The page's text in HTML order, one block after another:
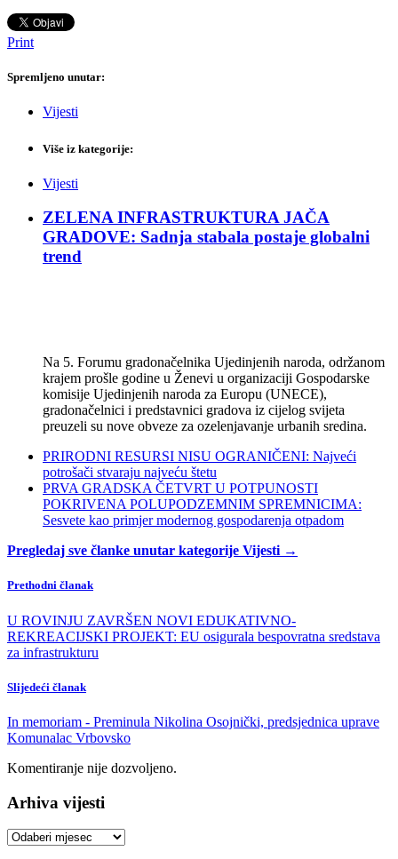
Print
Spremljeno unutar:
Vijesti
Više iz kategorije:
Vijesti
ZELENA INFRASTRUKTURA JAČA
GRADOVE: Sadnja stabala postaje globalni
trend
Na 5. Forumu gradonačelnika Ujedinjenih naroda, održanom
krajem prošle godine u Ženevi u organizaciji Gospodarske
komisije Ujedinjenih naroda za Europu (UNECE),
gradonačelnici i predstavnici gradova iz cijelog svijeta
preuzeli su nove obveze za ozelenjavanje urbanih sredina.
PRIRODNI RESURSI NISU OGRANIČENI: Najveći
potrošači stvaraju najveću štetu
PRVA GRADSKA ČETVRT U POTPUNOSTI
POKRIVENA POLUPODZEMNIM SPREMNICIMA:
Sesvete kao primjer modernog gospodarenja otpadom
Pregledaj sve članke unutar kategorije Vijesti →
Prethodni članak
U ROVINJU ZAVRŠEN NOVI EDUKATIVNO-
REKREACIJSKI PROJEKT: EU osigurala bespovratna sredstava
za infrastrukturu
Slijedeći članak
In memoriam - Preminula Nikolina Osojnički, predsjednica uprave
Komunalac Vrbovsko
Komentiranje nije dozvoljeno.
Arhiva vijesti
Arhiva